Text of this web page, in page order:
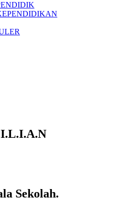
Sekolah.